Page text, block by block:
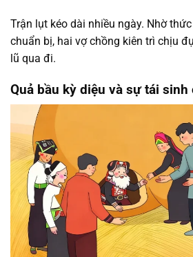
Trận lụt kéo dài nhiều ngày. Nhờ
chuẩn bị, hai vợ chồng kiên trì chịu
lũ qua đi.
Quả bầu kỳ diệu và sự tái sinh